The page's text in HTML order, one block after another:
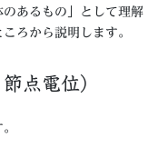
あるもの」として理解
ろから説明します。
点電位）